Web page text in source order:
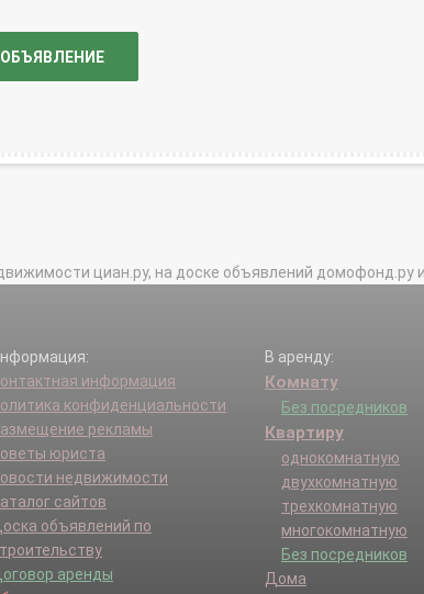
циан.ру, на доске объявлений домофонд.ру и
информация
конфиденциальности
рекламы
юриста
недвижимости
сайтов
объявлений по
аренды
В аренду:
Комнату
Без посредников
Квартиру
однокомнатную
двухкомнатную
трехкомнатную
многокомнатную
Без посредников
Дома